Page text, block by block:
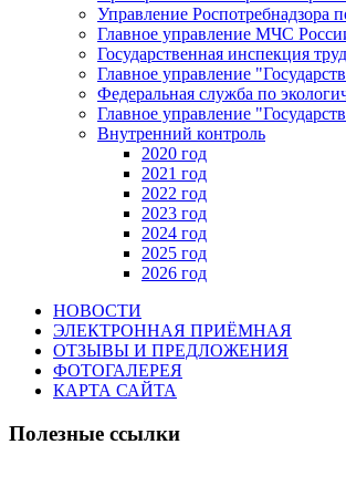
Управление Роспотребнадзора
Главное управление МЧС
Государственная инспекция
Главное управление
Федеральная служба по
Главное управление
Внутренний контроль
2020 год
2021 год
2022 год
2023 год
2024 год
2025 год
2026 год
НОВОСТИ
ЭЛЕКТРОННАЯ ПРИЁМНАЯ
ОТЗЫВЫ И ПРЕДЛОЖЕНИЯ
ФОТОГАЛЕРЕЯ
КАРТА САЙТА
Полезные ссылки